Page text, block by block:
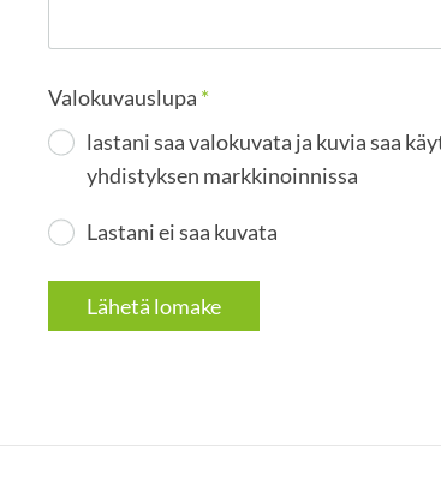
Valokuvauslupa *
lastani saa valokuvata ja kuvia saa
yhdistyksen markkinoinnissa
Lastani ei saa kuvata
Lähetä lomake